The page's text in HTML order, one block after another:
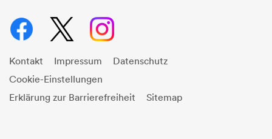
Kontakt Impressum
Datenschutz
Cookie-Einstellungen
Erklärung zur Barrierefreiheit
Sitemap